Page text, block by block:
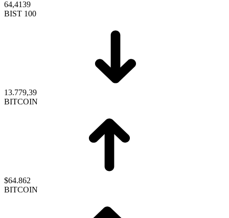
64,4139
BIST 100
13.779,39
BITCOIN
$64.862
BITCOIN